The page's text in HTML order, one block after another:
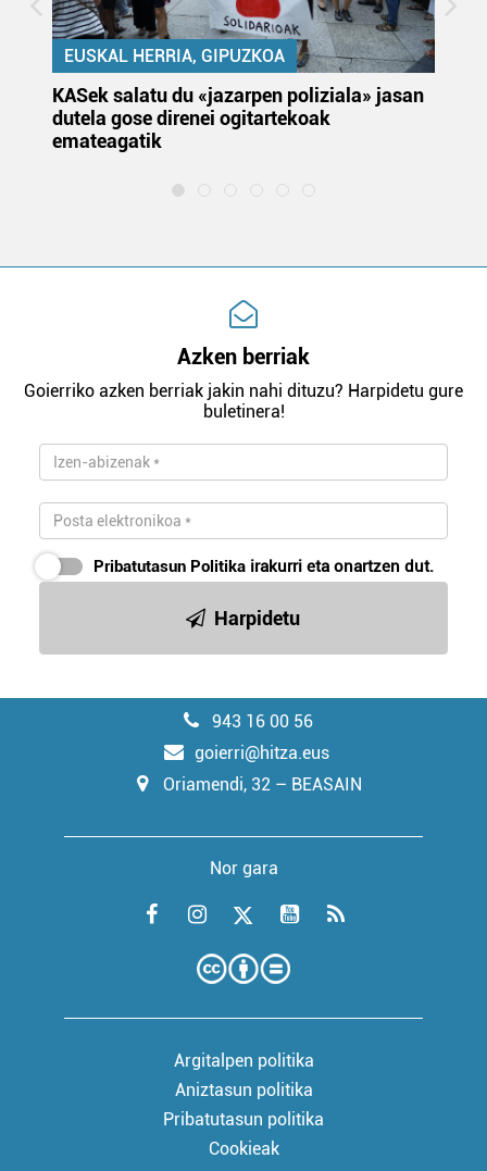
EUSKAL HERRIA, GIPUZKOA
KASek salatu du «jazarpen poliziala» jasan
dutela gose direnei ogitartekoak
emateagatik
Azken berriak
Goierriko azken berriak jakin nahi dituzu? Harpidetu gure
buletinera!
Pribatutasun Politika irakurri eta onartzen dut.
Harpidetu
943 16 00 56
goierri@hitza.eus
Oriamendi, 32 – BEASAIN
Nor gara
Argitalpen politika
Aniztasun politika
Pribatutasun politika
Cookieak